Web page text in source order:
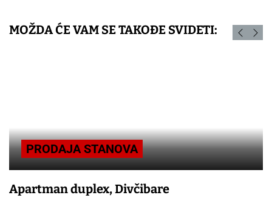
MOŽDA ĆE VAM SE TAKOĐE SVIDETI:
PRODAJA STANOVA
Apartman duplex, Divčibare